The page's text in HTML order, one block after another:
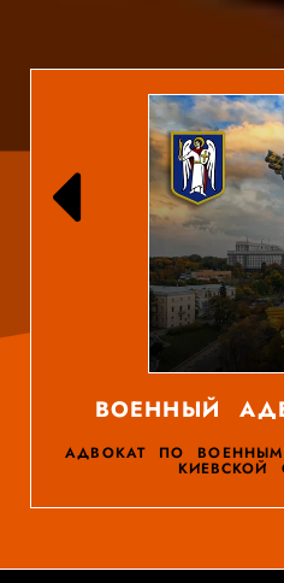
ВОЕННЫЙ
АДВОКАТ ПО
КИЕВСКОЙ